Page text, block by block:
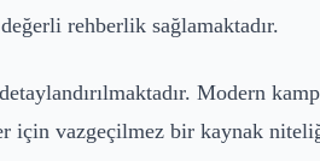
rehberlik sağlamaktadır.
Modern
vazgeçilmez bir kaynak